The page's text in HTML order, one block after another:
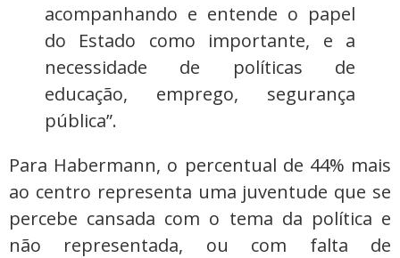
acompanhando e entende o papel
do Estado como importante, e a
necessidade de políticas de
educação, emprego, segurança
pública”.
Para Habermann, o percentual de 44% mais
ao centro representa uma juventude que se
percebe cansada com o tema da política e
não representada, ou com falta de